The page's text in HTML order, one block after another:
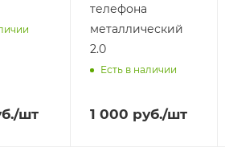
/шт
телефона
металлический
2.0
Есть в наличии
1 000 руб./шт